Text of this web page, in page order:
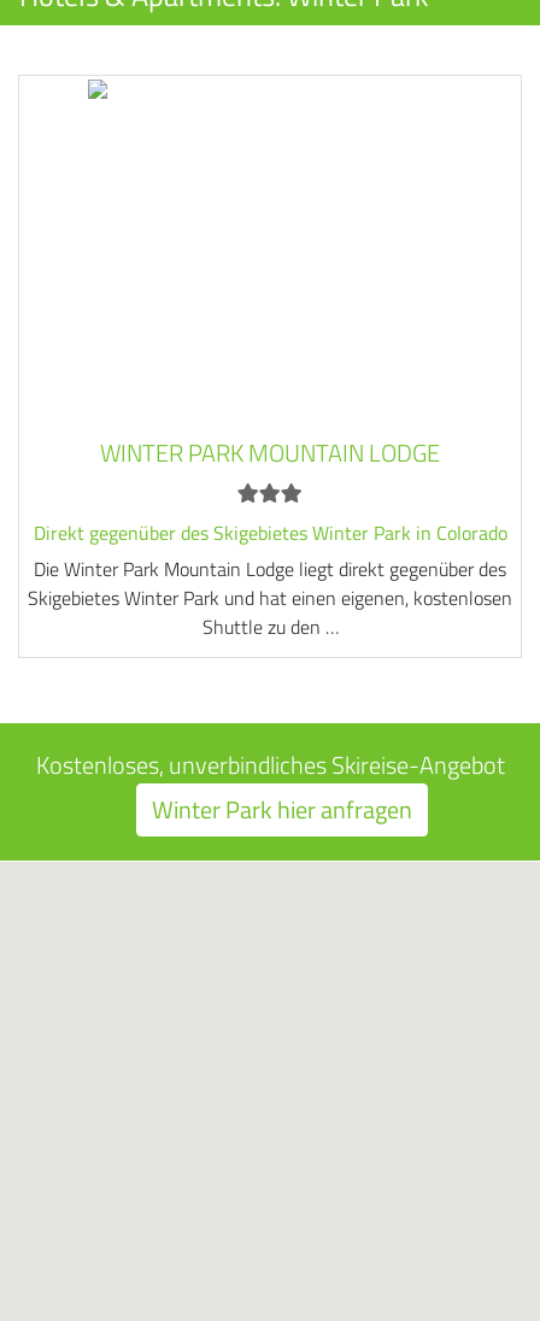
WINTER PARK MOUNTAIN LODGE
Direkt gegenüber des Skigebietes Winter Park in Colorado
Die Winter Park Mountain Lodge liegt direkt gegenüber des
Skigebietes Winter Park und hat einen eigenen, kostenlosen
Shuttle zu den …
Kostenloses, unverbindliches Skireise-Angebot
Winter Park hier anfragen